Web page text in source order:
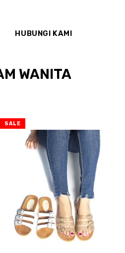
HUBUNGI KAMI
WANITA
SALE